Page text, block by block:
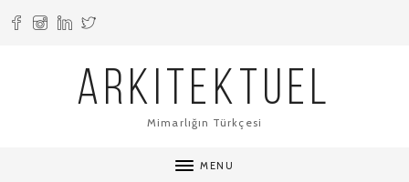
ARKITEKTUEL
Mimarlığın Türkçesi
MENU